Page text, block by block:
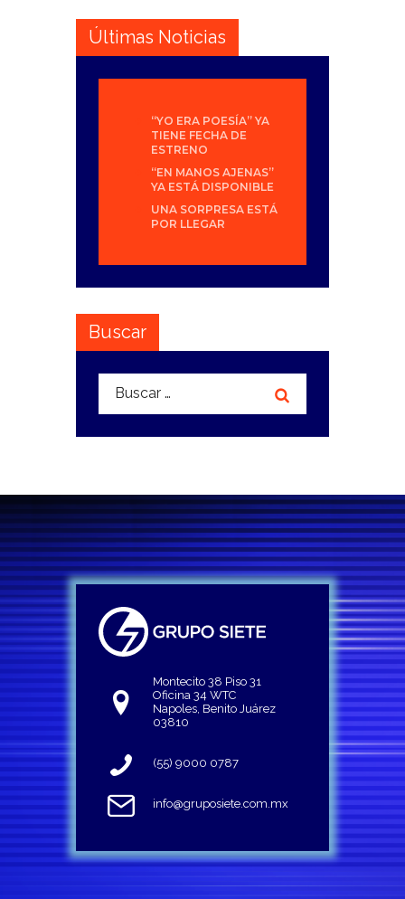
Últimas Noticias
“YO ERA POESÍA” YA
TIENE FECHA DE
ESTRENO
“EN MANOS AJENAS”
YA ESTÁ DISPONIBLE
UNA SORPRESA ESTÁ
POR LLEGAR
Buscar
Buscar:
Montecito 38 Piso 31
Oficina 34 WTC
Napoles, Benito Juárez
03810
(55) 9000 0787
info@gruposiete.com.mx